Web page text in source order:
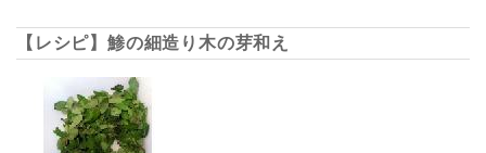
【レシピ】鯵の細造り木の芽和え